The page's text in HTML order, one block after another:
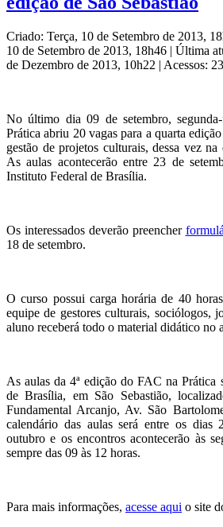
Criado: Terça, 10 de Setembro de 2013,
10 de Setembro de 2013, 18h46 | Última
de Dezembro de 2013, 10h22 | Acessos:
No último dia 09 de setembro,
Prática abriu 20 vagas para a quarta
gestão de projetos culturais, dessa vez na
As aulas acontecerão entre 23 de
Instituto Federal de Brasília.
Os interessados deverão preencher
18 de setembro.
O curso possui carga horária de 40
equipe de gestores culturais, sociólogos,
aluno receberá todo o material didático no
As aulas da 4ª edição do FAC na Prática
de Brasília, em São Sebastião,
Fundamental Arcanjo, Av. São
calendário das aulas será entre os dias
outubro e os encontros acontecerão às
sempre das 09 às 12 horas.
Para mais informações, acesse aqui o site